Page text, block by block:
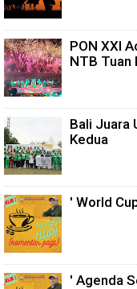
PON XXI
NTB Tuan
Bali Juara
Kedua
' World
' Agenda